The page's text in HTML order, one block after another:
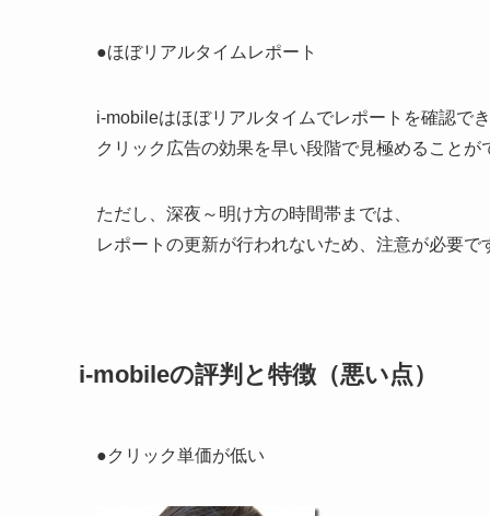
●ほぼリアルタイムレポート
i-mobileはほぼリアルタイムでレポートを確認でき
クリック広告の効果を早い段階で見極めることが
ただし、深夜～明け方の時間帯までは、
レポートの更新が行われないため、注意が必要で
i-mobileの評判と特徴（悪い点）
●クリック単価が低い